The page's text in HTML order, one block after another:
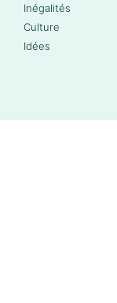
Inégalités
Culture
Idées